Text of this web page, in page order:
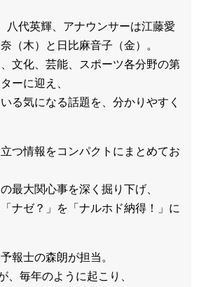
八代英輝、アナウンサーは江藤愛
（木）と日比麻音子（金）。
文化、芸能、スポーツ各分野の第
ーに迎え、
る気になる話題を、分かりやすく
つ情報をコンパクトにまとめてお
最大関心事を深く掘り下げ、
ナゼ？」を「ナルホド納得！」に
報士の森朗が担当。
、毎年のように起こり、